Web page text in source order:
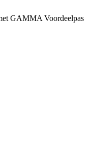
GAMMA Voordeelpas